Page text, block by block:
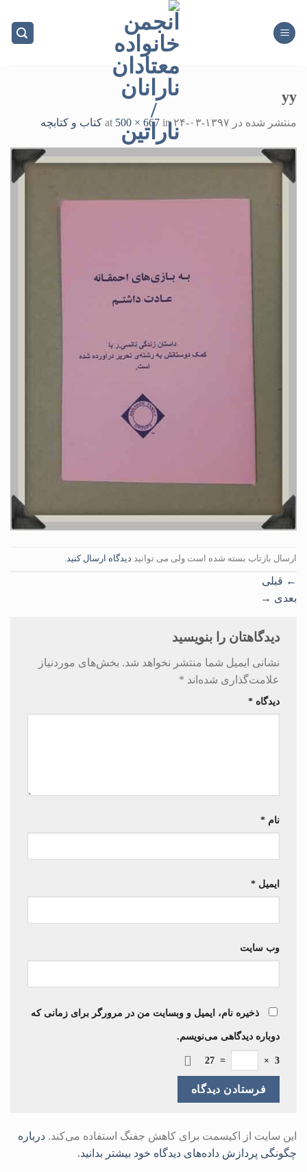
content
yy
منتشر شده در ۱۳۹۷-۰۳-۲۴ at
500 × 667 in کتاب و کتابچه
ارسال بازتاب بسته شده است ولی می توانید دیدگاه ارسال کنید.
← قبلی
بعدی →
دیدگاهتان را بنویسید
نشانی ایمیل شما منتشر نخواهد شد. بخش‌های موردنیاز
علامت‌گذاری شده‌اند *
دیدگاه *
نام *
ایمیل *
وب‌ سایت
ذخیره نام، ایمیل و وبسایت من در مرورگر برای زمانی که
دوباره دیدگاهی می‌نویسم.
3
×
=
27
این سایت از اکیسمت برای کاهش جفنگ استفاده می‌کند. درباره
چگونگی پردازش داده‌های دیدگاه خود بیشتر بدانید.